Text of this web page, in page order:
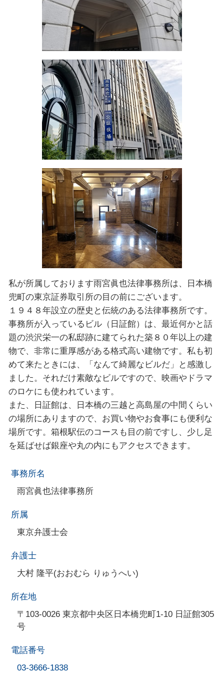
私が所属しております雨宮眞也法律事務所は、日本橋
兜町の東京証券取引所の目の前にございます。
１９４８年設⽴の歴史と伝統のある法律事務所です。
事務所が入っているビル（日証館）は、最近何かと話
題の渋沢栄一の私邸跡に建てられた築８０年以上の建
物で、非常に重厚感がある格式高い建物です。私も初
めて来たときには、「なんて綺麗なビルだ」と感激し
ました。それだけ素敵なビルですので、映画やドラマ
のロケにも使われています。
また、日証館は、日本橋の三越と高島屋の中間くらい
の場所にありますので、お買い物やお食事にも便利な
場所です。箱根駅伝のコースも目の前ですし、少し足
を延ばせば銀座や丸の内にもアクセスできます。
事務所名
雨宮眞也法律事務所
所属
東京弁護士会
弁護士
大村 隆平(おおむら りゅうへい)
所在地
〒103-0026 東京都中央区日本橋兜町1-10 日証館305
号
電話番号
03-3666-1838